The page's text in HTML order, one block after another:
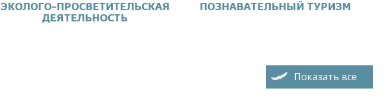
ЭКОЛОГО-ПРОСВЕТИТЕЛЬСКАЯ
ДЕЯТЕЛЬНОСТЬ
ПОЗНАВАТЕЛЬНЫЙ ТУРИЗМ
Показать все